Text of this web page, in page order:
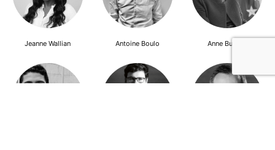
Jeanne Wallian Antoine Boulo Anne Bucher